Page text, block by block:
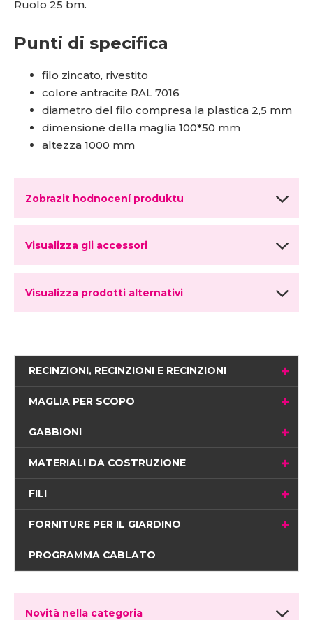
Ruolo 25 bm.
Punti di specifica
filo zincato, rivestito
colore antracite RAL 7016
diametro del filo compresa la plastica 2,5 mm
dimensione della maglia 100*50 mm
altezza 1000 mm
Zobrazit hodnocení produktu
Visualizza gli accessori
Visualizza prodotti alternativi
RECINZIONI, RECINZIONI E RECINZIONI
MAGLIA PER SCOPO
GABBIONI
MATERIALI DA COSTRUZIONE
FILI
FORNITURE PER IL GIARDINO
PROGRAMMA CABLATO
Novità nella categoria